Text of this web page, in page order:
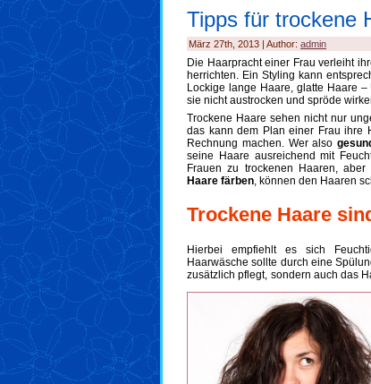
Tipps für trockene
März 27th, 2013 | Author: admin
Die Haarpracht einer Frau verleiht
herrichten. Ein Styling kann
Lockige lange Haare, glatte Haare
sie nicht austrocken und spröde
Trockene Haare sehen nicht nur
das kann dem Plan einer Frau ihre
Rechnung machen. Wer also
seine Haare ausreichend mit
Frauen zu trockenen Haaren,
Haare färben, können den Haaren
Trockene Haare
Hierbei empfiehlt es sich
Haarwäsche sollte durch eine
zusätzlich pflegt, sondern auch das